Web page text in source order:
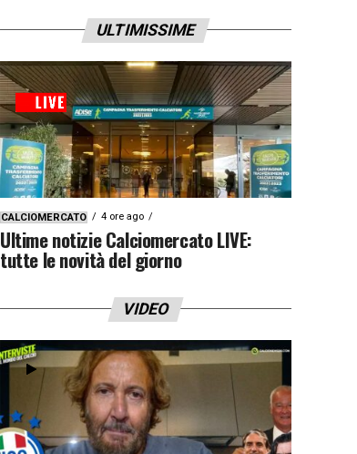
ULTIMISSIME
CALCIOMERCATO 4 ore ago
Ultime notizie Calciomercato LIVE:
tutte le novità del giorno
VIDEO